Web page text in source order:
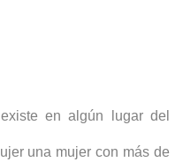
en algún lugar del
una mujer con más de